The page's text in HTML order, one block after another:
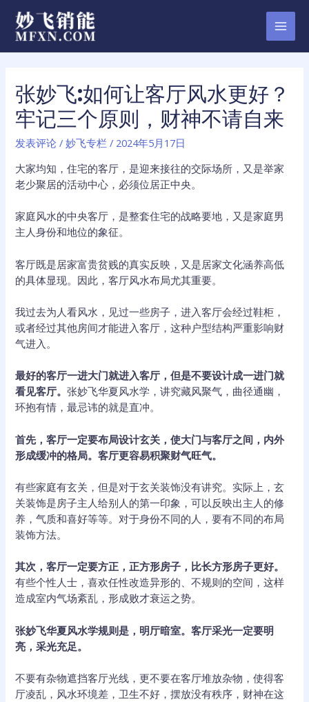
容
张妙飞:如何让客厅风水更好？
牢记三个原则，财神不请自来
发表评论 /妙飞专栏 / 2024年5月17日
大家均知，住宅的客厅，是迎来接往的交际场所，又是举家
老少聚居的活动中心，必须位居正中央。
家庭风水的中央客厅，是整套住宅的战略要地，又是家庭男
主人身份和地位的象征。
客厅既是居家富贵贫贱的真实反映，又是居家文化涵养高低
的具体显现。因此，客厅风水布局尤其重要。
我过去为人看风水，见过一些房子，进入客厅会经过鞋柜，
或者经过其他房间才能进入客厅，这种户型结构严重影响财
气进入。
最好的客厅一进大门就进入客厅，但是不要设计成一进门就
看见客厅。张妙飞华夏风水学，讲究藏风聚气，曲径通幽，
环抱有情，最忌讳的就是直冲。
首先，客厅一定要布局设计玄关，使大门与客厅之间，内外
形成缓冲的格局。客厅更容易积聚财气旺气。
有些家庭有玄关，但是对于玄关装饰没有讲究。实际上，玄
关装饰是房子主人给别人的第一印象，可以反映出主人的修
养，气质和喜好等等。对于身份不同的人，要有不同的布局
装饰方法。
其次，客厅一定要方正，正方形房子，比长方形房子更好。
有些个性人士，喜欢任性改造异形的、不规则的空间，这样
造成室内气场紊乱，形成败才衰运之势。
张妙飞华夏风水学规则是，明厅暗室。客厅采光一定要明
亮，采光充足。
不要有杂物遮挡客厅光线，更不要在客厅堆放杂物，使得客
厅凌乱，风水环境差，卫生不好，摆放没有秩序，财神在这